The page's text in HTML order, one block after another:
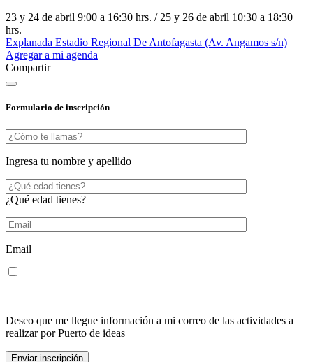
23 y 24 de abril 9:00 a 16:30 hrs. / 25 y 26 de abril 10:30 a 18:30
hrs.
Explanada Estadio Regional De Antofagasta (Av. Angamos s/n)
Agregar a mi agenda
Compartir
Formulario de inscripción
Ingresa tu nombre y apellido
¿Qué edad tienes?
Email
Deseo que me llegue información a mi correo de las actividades a
realizar por Puerto de ideas
Enviar inscripción